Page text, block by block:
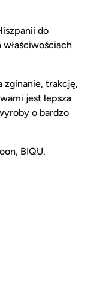
do
zginanie, trakcję,
jest lepsza
o bardzo
BIQU.